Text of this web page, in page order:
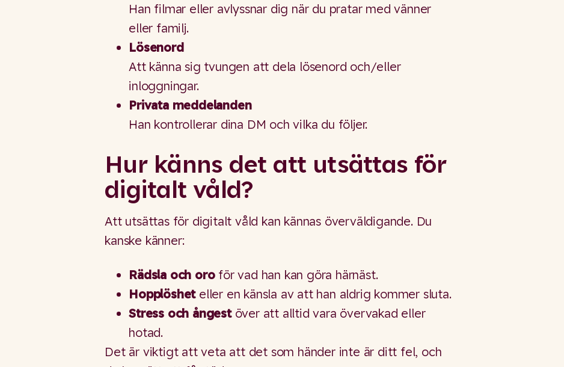
Han filmar eller avlyssnar dig när du pratar med vänner
eller familj.
Lösenord
Att känna sig tvungen att dela lösenord och/eller
inloggningar.
Privata meddelanden
Han kontrollerar dina DM och vilka du följer.
Hur känns det att utsättas för
digitalt våld?
Att utsättas för digitalt våld kan kännas överväldigande. Du
kanske känner:
Rädsla och oroför vad han kan göra härnäst.
Hopplöshet eller en känsla av att han aldrig kommer sluta.
Stress och ångestöver att alltid vara övervakad eller
hotad.
Det är viktigt att veta att det som händer inte är ditt fel, och